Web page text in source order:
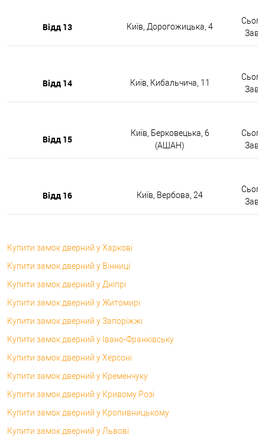
Відд 13 Київ, Дорогожицька, 4
Відд 14 Київ, Кибальчича, 11
Відд 15
Київ, Берковецька, 6
(АШАН)
Відд 16 Київ, Вербова, 24
Купити замок дверний у Харкові
Купити замок дверний у Вінниці
Купити замок дверний у Дніпрі
Купити замок дверний у Житомирі
Купити замок дверний у Запоріжжі
Купити замок дверний у Івано-Франківську
Купити замок дверний у Херсоні
Купити замок дверний у Кременчуку
Купити замок дверний у Кривому Розі
Купити замок дверний у Кропивницькому
Купити замок дверний у Львові